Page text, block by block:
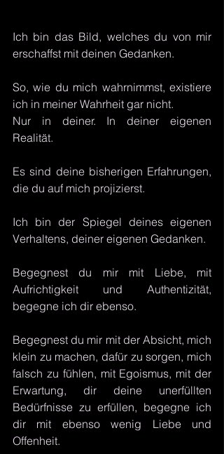
Ich bin das Bild, welches du von mir
erschaffst mit deinen Gedanken.
So, wie du mich wahrnimmst, existiere
ich in meiner Wahrheit gar nicht.
Nur in deiner. In deiner eigenen
Realität.
Es sind deine bisherigen Erfahrungen,
die du auf mich projizierst.
Ich bin der Spiegel deines eigenen
Verhaltens, deiner eigenen Gedanken.
Begegnest du mir mit Liebe, mit
Aufrichtigkeit und Authentizität,
begegne ich dir ebenso.
Begegnest du mir mit der Absicht, mich
klein zu machen, dafür zu sorgen, mich
falsch zu fühlen, mit Egoismus, mit der
Erwartung, dir deine unerfüllten
Bedürfnisse zu erfüllen, begegne ich
dir mit ebenso wenig Liebe und
Offenheit.